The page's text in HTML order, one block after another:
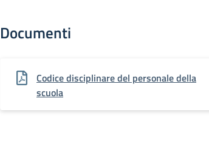
Documenti
Codice disciplinare del personale della
scuola